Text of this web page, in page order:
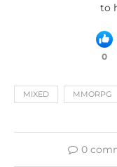
to
0
MIXED MMORPG
0